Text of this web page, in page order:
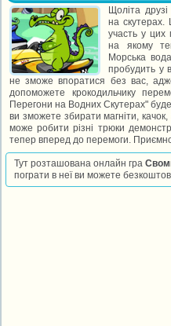
Щоліта
на скутерах.
участь у цих
на якому
Морська
пробудить у
не зможе впоратися без вас,
допоможете крокодильчику
Перегони на Водних Скутерах" буде
ви зможете збирати магніти,
може робити різні трюки
тепер вперед до перемоги.
Тут розташована онлайн гра
пограти в неї ви можете